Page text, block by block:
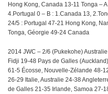
Hong Kong, Canada 13-11 Tonga –
4.Portugal 0 – B : 1.Canada 13,
24/5 : Portugal 47-21 Hong Kong,
Tonga, Géorgie 49-24 Canada
2014 JWC – 2/6 (Pukekohe)
Fidji 19-48 Pays de Galles
61-5 Écosse, Nouvelle-Zélande 48-
26-29 Italie, Australie 24-38
de Galles 21-35 Irlande, Samoa 27-